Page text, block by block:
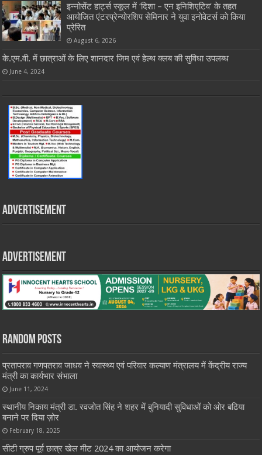
इन्नोसेंट हार्ट्स स्कूल में ‘दिशा – एन इनिशिएटिव’ के तहत
आयोजित एंटरप्रेन्योरशिप सेमिनार ने युवा इनोवेटर्स को किया
प्रेरित
August 6, 2026
के.एम.वी. में छात्राओं के लिए शानदार जिम एवं हेल्थ क्लब की सुविधा उपलब्ध
June 4, 2024
Advertisement
Advertisement
Random Posts
प्रतापराव गणपतराव जाधव ने स्वास्थ्य एवं परिवार कल्याण मंत्रालय में केंद्रीय राज्य
मंत्री का कार्यभार संभाला
June 11, 2024
स्थानीय निकाय मंत्री डा. रवजोत सिंह ने शहर में बुनियादी सुविधाओं को ओर बढिया
बनाने पर दिया ज़ोर
February 18, 2025
सीटी ग्रुप पूर्व छात्र खेल मीट 2024 का आयोजन करेगा